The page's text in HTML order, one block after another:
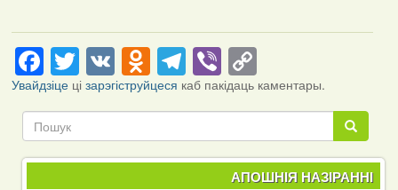
Facebook
Twitter
VKOdnoklassniki
Telegram
ViberCopy
Link
Увайдзіцеці зарэгіструйцеся каб пакідаць каментары.
Пошук
Пошук
АПОШНІЯ НАЗІРАННІ